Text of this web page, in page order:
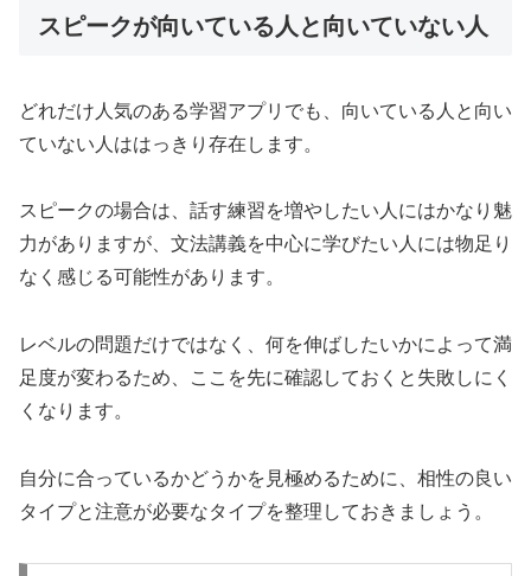
スピークが向いている人と向いていない人
どれだけ人気のある学習アプリでも、向いている人と向い
ていない人ははっきり存在します。
スピークの場合は、話す練習を増やしたい人にはかなり魅
力がありますが、文法講義を中心に学びたい人には物足り
なく感じる可能性があります。
レベルの問題だけではなく、何を伸ばしたいかによって満
足度が変わるため、ここを先に確認しておくと失敗しにく
くなります。
自分に合っているかどうかを見極めるために、相性の良い
タイプと注意が必要なタイプを整理しておきましょう。